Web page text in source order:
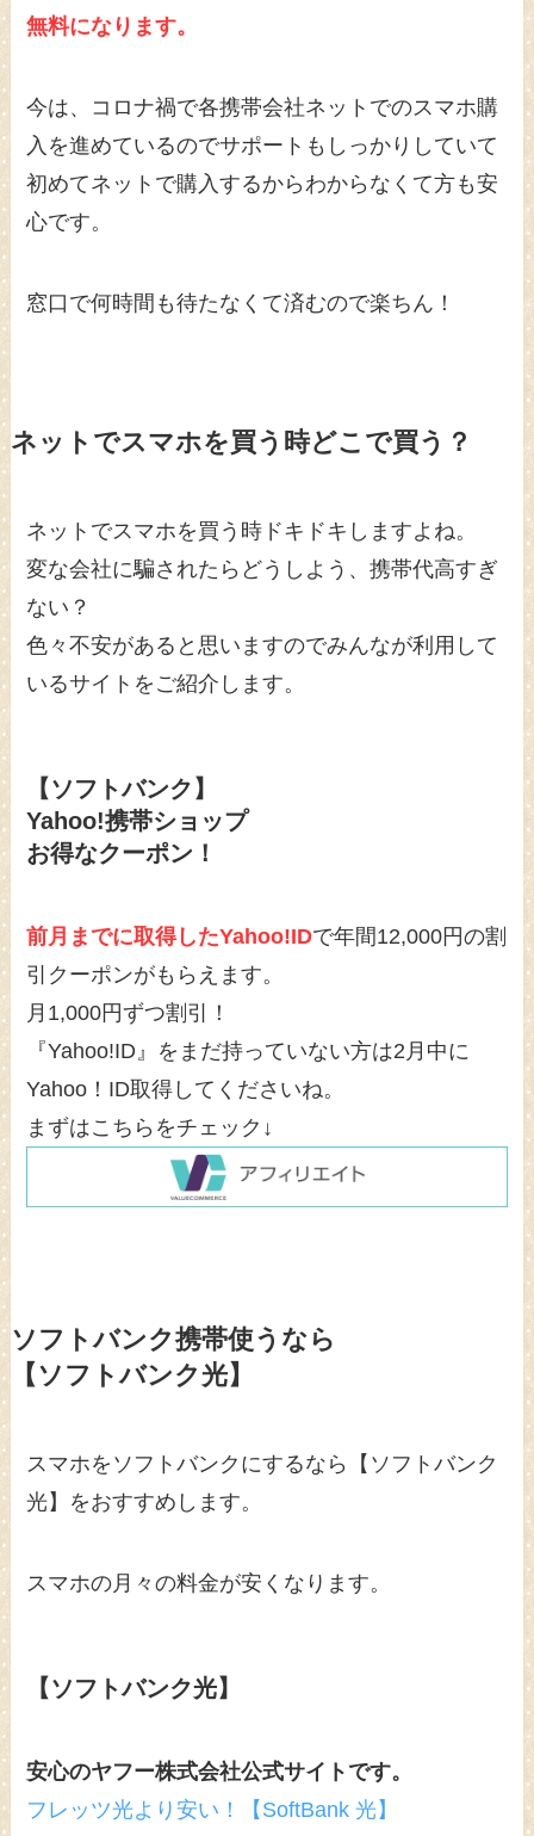
無料になります。
今は、コロナ禍で各携帯会社ネットでのスマホ購
入を進めているのでサポートもしっかりしていて
初めてネットで購入するからわからなくて方も安
心です。
窓口で何時間も待たなくて済むので楽ちん！
ネットでスマホを買う時どこで買う？
ネットでスマホを買う時ドキドキしますよね。
変な会社に騙されたらどうしよう、携帯代高すぎ
ない？
色々不安があると思いますのでみんなが利用して
いるサイトをご紹介します。
【ソフトバンク】
Yahoo!携帯ショップ
お得なクーポン！
前月までに取得したYahoo!IDで年間12,000円の割
引クーポンがもらえます。
月1,000円ずつ割引！
『Yahoo!ID』をまだ持っていない方は2月中に
Yahoo！ID取得してくださいね。
まずはこちらをチェック↓
ソフトバンク携帯使うなら
【ソフトバンク光】
スマホをソフトバンクにするなら【ソフトバンク
光】をおすすめします。
スマホの月々の料金が安くなります。
【ソフトバンク光】
安心のヤフー株式会社公式サイトです。
フレッツ光より安い！【SoftBank 光】